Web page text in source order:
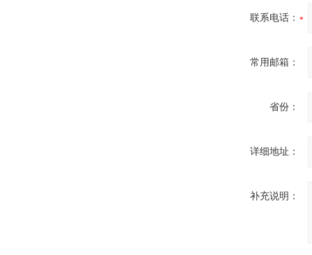
联系电话：
常用邮箱：
省份：
详细地址：
补充说明：